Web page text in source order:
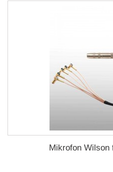
Mikrofon Wilson